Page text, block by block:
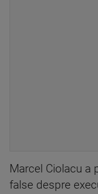
Marcel Ciolacu a
false despre